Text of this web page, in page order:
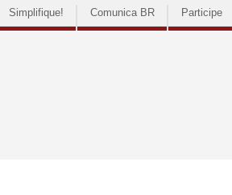
Simplifique! Comunica BR Participe